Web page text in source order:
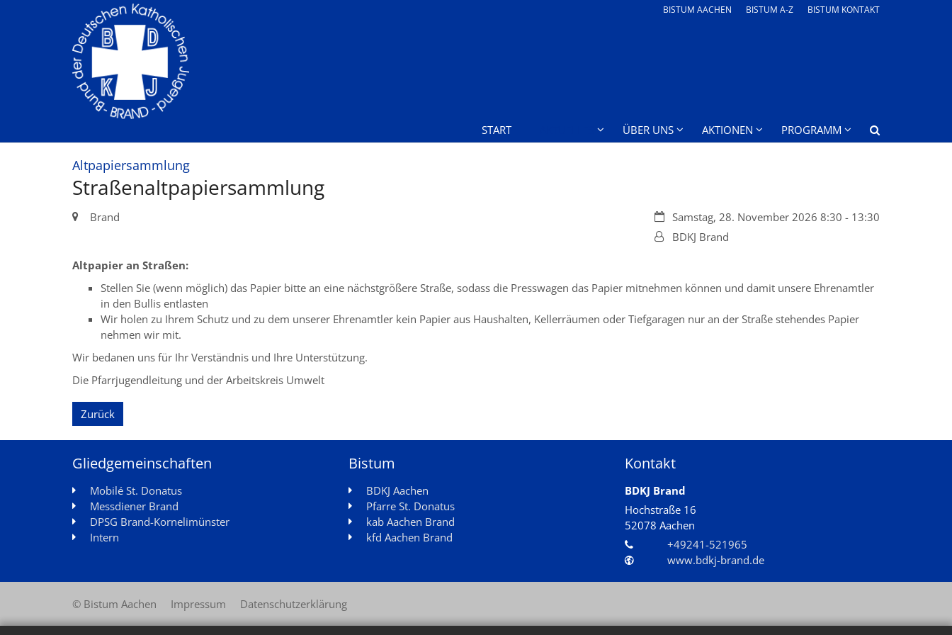
BISTUM AACHEN BISTUM A-Z BISTUM KONTAKT
START ÜBER UNS AKTIONEN PROGRAMM
Altpapiersammlung:
Straßenaltpapiersammlung
Datum:Samstag, 28. November 2026 8:30 - 13:30
Von:BDKJ Brand
Ort: Brand
Altpapier an Straßen:
Stellen Sie (wenn möglich) das Papier bitte an eine nächstgrößere Straße, sodass die Presswagen das Papier mitnehmen können und damit unsere Ehrenamtler
in den Bullis entlasten
Wir holen zu Ihrem Schutz und zu dem unserer Ehrenamtler kein Papier aus Haushalten, Kellerräumen oder Tiefgaragen nur an der Straße stehendes Papier
nehmen wir mit.
Wir bedanen uns für Ihr Verständnis und Ihre Unterstützung.
Die Pfarrjugendleitung und der Arbeitskreis Umwelt
Zurück
Gliedgemeinschaften
Mobilé St. Donatus
Messdiener Brand
DPSG Brand-Kornelimünster
Intern
Bistum
BDKJ Aachen
Pfarre St. Donatus
kab Aachen Brand
kfd Aachen Brand
Kontakt
BDKJ Brand
Hochstraße 16
52078 Aachen
+49241-521965
www.bdkj-brand.de
© Bistum Aachen Impressum Datenschutzerklärung